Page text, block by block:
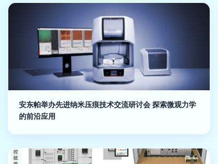
安东帕举办先进纳米压痕技术交流研讨会 探索微观力学
的前沿应用